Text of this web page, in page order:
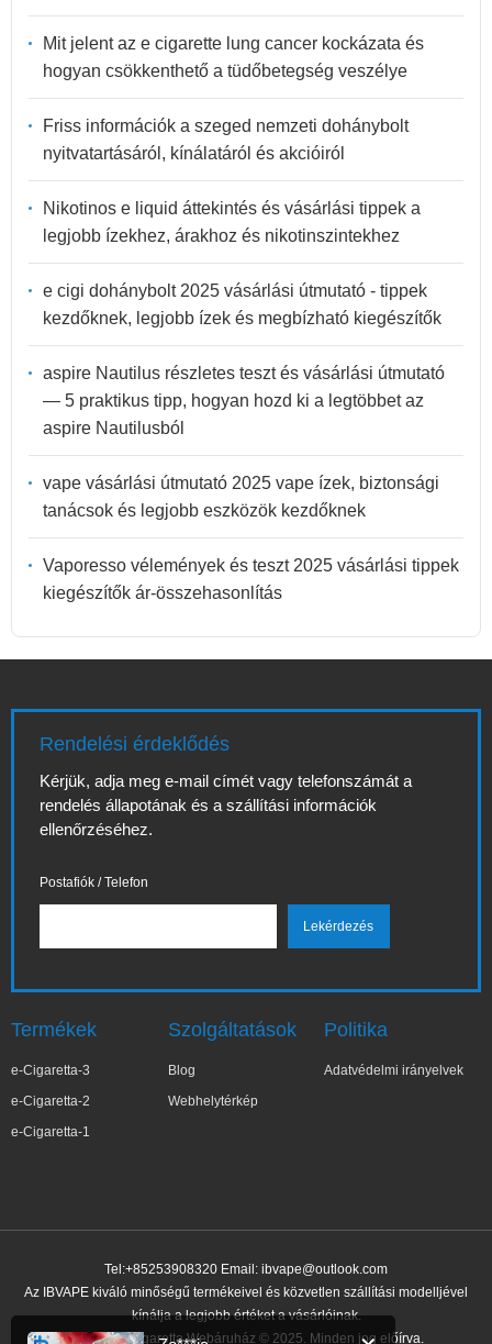
Mit jelent az e cigarette lung cancer kockázata és
hogyan csökkenthető a tüdőbetegség veszélye
Friss információk a szeged nemzeti dohánybolt
nyitvatartásáról, kínálatáról és akcióiról
Nikotinos e liquid áttekintés és vásárlási tippek a
legjobb ízekhez, árakhoz és nikotinszintekhez
e cigi dohánybolt 2025 vásárlási útmutató - tippek
kezdőknek, legjobb ízek és megbízható kiegészítők
aspire Nautilus részletes teszt és vásárlási útmutató
— 5 praktikus tipp, hogyan hozd ki a legtöbbet az
aspire Nautilusból
vape vásárlási útmutató 2025 vape ízek, biztonsági
tanácsok és legjobb eszközök kezdőknek
Vaporesso vélemények és teszt 2025 vásárlási tippek
kiegészítők ár-összehasonlítás
Rendelési érdeklődés
Kérjük, adja meg e-mail címét vagy telefonszámát a
rendelés állapotának és a szállítási információk
ellenőrzéséhez.
Postafiók / Telefon
Termékek
e-Cigaretta-3
e-Cigaretta-2
e-Cigaretta-1
Szolgáltatások
Blog
Webhelytérkép
Politika
Adatvédelmi irányelvek
Tel:+85253908320 Email: ibvape@outlook.com
Az IBVAPE kiváló minőségű termékeivel és közvetlen szállítási modelljével
kínálja a legjobb értéket a vásárlóinak.
IBVAPE E-cigaretta Webáruház © 2025. Minden jog előírva.